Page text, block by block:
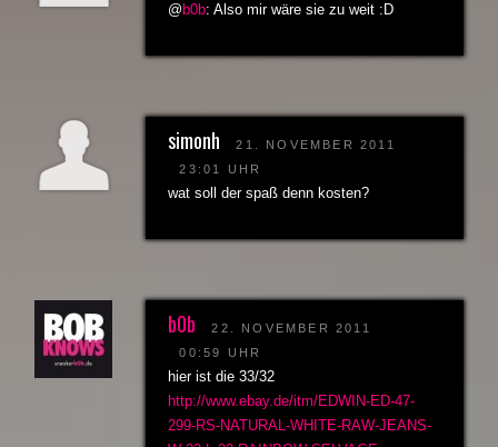
@ b0b: Also mir wäre sie zu weit :D
simonh
21. NOVEMBER 2011
23:01 UHR
wat soll der spaß denn kosten?
b0b
22. NOVEMBER 2011
00:59 UHR
hier ist die 33/32
http://www.ebay.de/itm/EDWIN-ED-47-
299-RS-NATURAL-WHITE-RAW-JEANS-